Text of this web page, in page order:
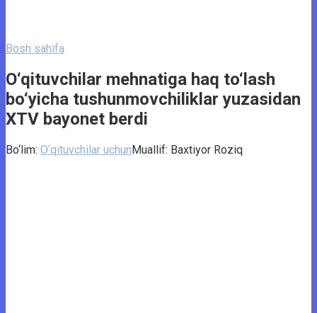
Bosh sahifa
O‘qituvchilar mehnatiga haq to‘lash
bo‘yicha tushunmovchiliklar yuzasidan
XTV bayonet berdi
Bo‘lim: O‘qituvchilar uchunMuallif: Baxtiyor Roziq